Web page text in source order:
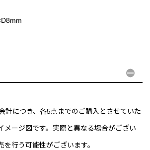
計につき、各5点までのご購入とさせていた
ージ図です。実際と異なる場合がござい
行う可能性がございます。